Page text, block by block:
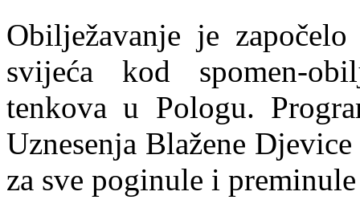
Obilježavanje je
svijeća kod spomen-
tenkova u Pologu.
Uznesenja Blažene
za sve poginule i